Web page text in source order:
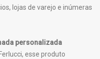
lojas de varejo e inúmeras
personalizada
esse produto